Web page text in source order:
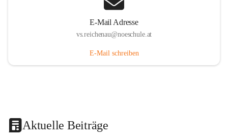
E-Mail Adresse
vs.reichenau@noeschule.at
E-Mail schreiben
Aktuelle Beiträge